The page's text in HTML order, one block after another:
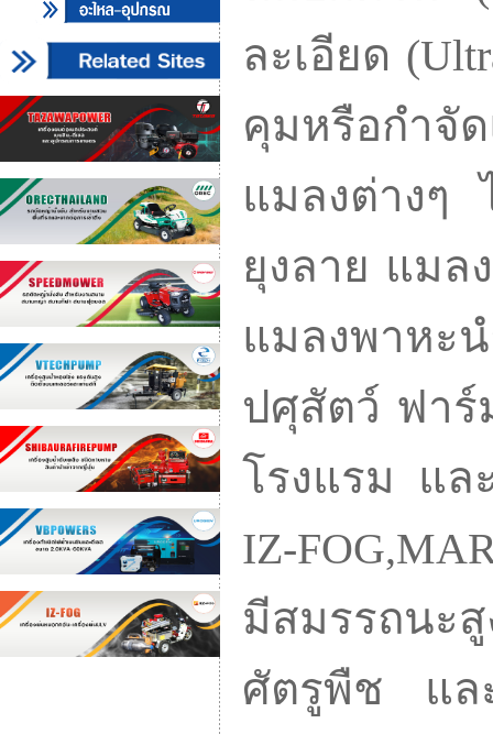
ละเอียด
คุมหรือกำจั
แมลงต่างๆ
ยุงลาย แมล
แมลงพาหะ
ปศุสัตว์ ฟาร์
โรงแรม แ
IZ-
มีสมรรถนะ
ศัตรูพืช แล